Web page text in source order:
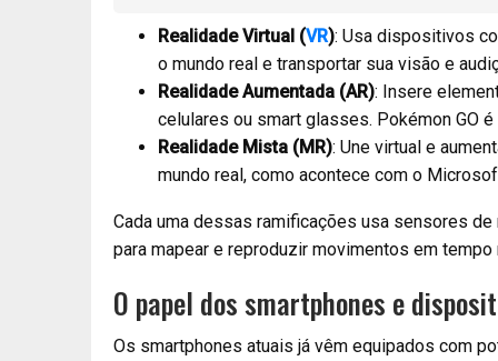
Realidade Virtual (VR): Usa dispositivos
o mundo real e transportar sua visão e
Realidade Aumentada (AR): Insere
celulares ou smart glasses. Pokémon GO
Realidade Mista (MR): Une virtual e
mundo real, como acontece com o
Cada uma dessas ramificações usa sensores
para mapear e reproduzir movimentos em
O papel dos smartphones e
Os smartphones atuais já vêm equipados com